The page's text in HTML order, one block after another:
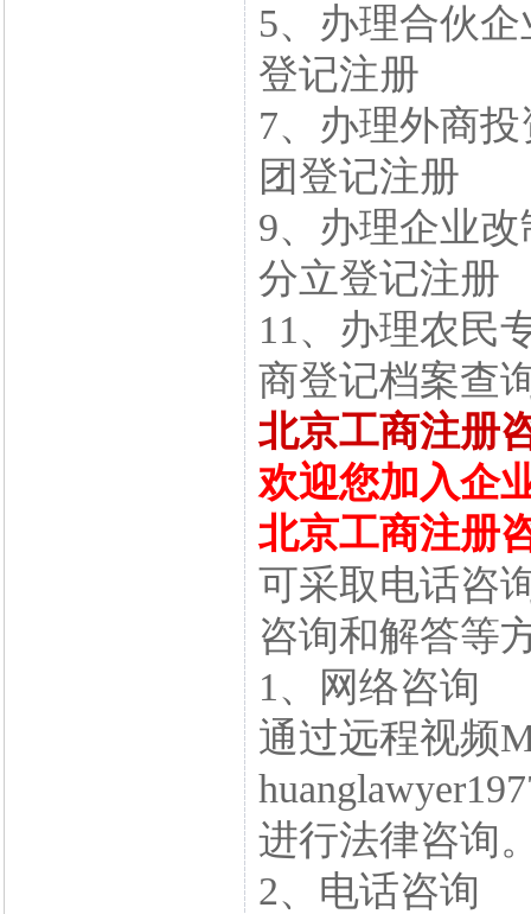
5、办理合伙
登记注册
7、办理外商
团登记注册
9、办理企业
分立登记注册
11、办理农民
商登记档案查
北京工商注册
欢迎您加入企
北京工商注册
可采取电话咨
咨询和解答等
1、网络咨询
通过远程视频
进行法律咨询
2、电话咨询